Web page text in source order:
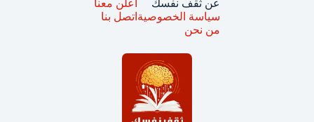
عن ثقف نفسك
سياسة الخصوصية
من نحن
أعلن معنا
اتصل بنا